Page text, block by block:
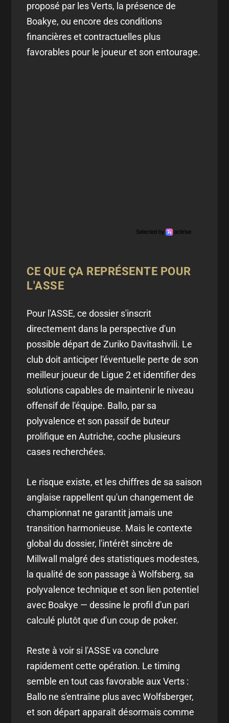
proposé par les Verts, la présence de
Boakye, ou encore des conditions
financières et contractuelles plus
favorables pour le joueur et son entourage.
CE QUE ÇA REPRÉSENTE POUR
L'ASSE
Pour l'ASSE, ce dossier s'inscrit
directement dans la perspective d'un
possible départ de Zuriko Davitashvili. Le
club doit anticiper l'éventuelle perte de son
meilleur joueur de Ligue 2 et identifier des
solutions capables de maintenir le niveau
offensif de l'équipe. Ballo, par sa
polyvalence et son passif de buteur
prolifique en Autriche, coche plusieurs
cases recherchées.
Le risque existe, et les chiffres de sa saison
anglaise rappellent qu'un changement de
championnat ne garantit jamais une
transition harmonieuse. Mais le contexte
global du dossier, l'intérêt sincère de
Millwall malgré des statistiques modestes,
la qualité de son passage à Wolfsberg, sa
polyvalence technique et son lien potentiel
avec Boakye — dessine le profil d'un pari
calculé plutôt que d'un coup de poker.
Reste à voir si l'ASSE va conclure
rapidement cette opération. Le timing
semble en tout cas favorable aux Verts :
Ballo ne s'entraîne plus avec Wolfsberger,
et son départ apparaît désormais comme